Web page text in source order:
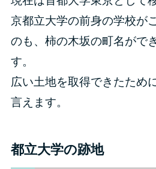
京都立大学の前身の学校が
のも、柿の木坂の町名がで
す。
広い土地を取得できたため
言えます。
都立大学の跡地